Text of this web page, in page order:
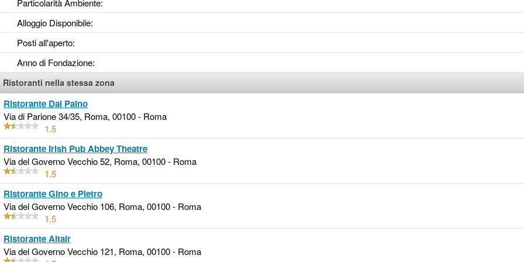
Particolarità Ambiente:
Alloggio Disponibile:
Posti all'aperto:
Anno di Fondazione:
Ristoranti nella stessa zona
Ristorante Dal Paino
Via di Parione 34/35, Roma, 00100 - Roma
1.5
Ristorante Irish Pub Abbey Theatre
Via del Governo Vecchio 52, Roma, 00100 - Roma
1.5
Ristorante Gino e Pietro
Via del Governo Vecchio 106, Roma, 00100 - Roma
1.5
Ristorante Altair
Via del Governo Vecchio 121, Roma, 00100 - Roma